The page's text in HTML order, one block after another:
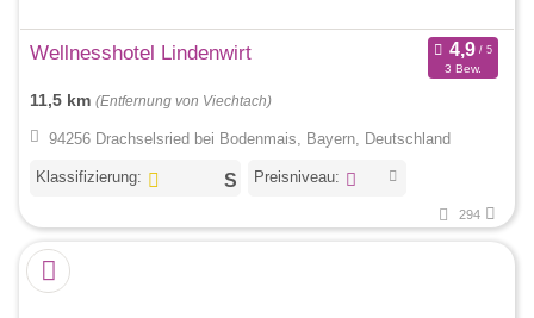
Wellnesshotel Lindenwirt
3 Bew.
11,5 km (Entfernung von Viechtach)
94256 Drachselsried bei Bodenmais, Bayern, Deutschland
Klassifizierung: Preisniveau:
294